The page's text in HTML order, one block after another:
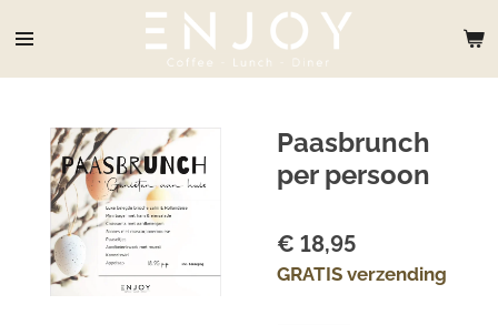
direct
naar
hoofdinhoud
Paasbrunch
per persoon
€ 18,95
GRATIS verzending